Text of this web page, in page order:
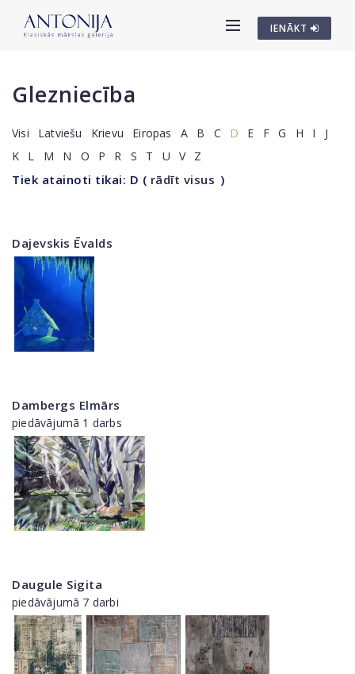
IENĀKT
Glezniecība
Visi Latviešu Krievu Eiropas A B C D E F G H I
J
K
L M N O P R S T U V Z
Tiek atainoti tikai: D ( rādīt visus )
Dajevskis Ēvalds
Dambergs Elmārs
piedāvājumā 1 darbs
Daugule Sigita
piedāvājumā 7 darbi